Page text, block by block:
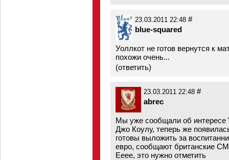
23.03.2011 22:48 #
blue-squared
Уоллкот не готов вернутся к
похожи очень...
(ответить)
23.03.2011 22:48 #
abrec
Мы уже сообщали об интересе
Джо Коулу, теперь же
готовы выложить за
евро, сообщают британские
Ееее, это нужно отметить